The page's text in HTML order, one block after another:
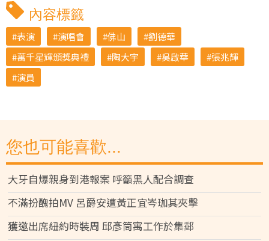
內容標籤
表演 演唱會 佛山
劉德華
萬千星輝頒獎典禮
陶大宇 吳啟華
張兆輝
演員
您也可能喜歡...
大牙自爆親身到港報案 呼籲黑人配合調查
不滿扮醜拍MV 呂爵安遭黃正宜岑珈其夾擊
獲邀出席紐約時裝周 邱彥筒寓工作於集郵